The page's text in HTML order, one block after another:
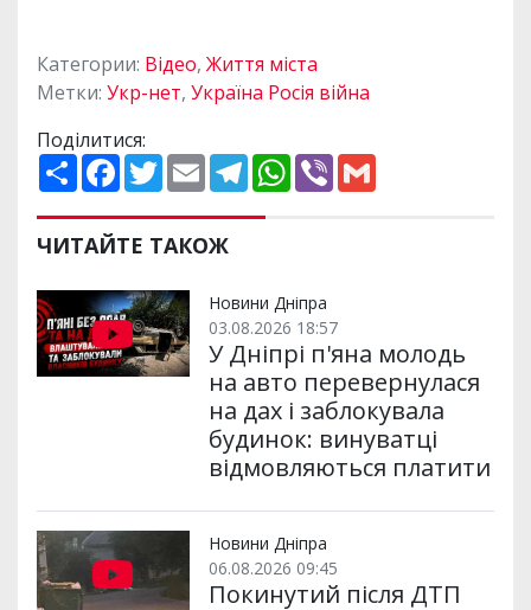
Категории: Відео, Життя міста
Метки: Укр-нет, Україна Росія війна
Поділитися:
П
о
и
р
и
и
F
a
e
b
o
k
T
w
t
t
e
E
m
i
l
T
e
e
m
W
h
p
V
ЧИТАЙТЕ ТАКОЖ
Новини Дніпра
03.08.2026 18:57
У Дніпрі п'яна молодь
на авто перевернулася
на дах і заблокувала
будинок: винуватці
відмовляються платити
Новини Дніпра
06.08.2026 09:45
Покинутий після ДТП